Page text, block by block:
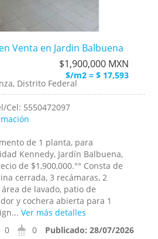
Venta en Jardin Balbuena
$1,900,000 MXN
$/m2 = $ 17,593
Distrito Federal
Cel: 5550472097
de 1 planta, para
Kennedy, Jardín Balbuena,
de $1,900,000.°° Consta de
cerrada, 3 recámaras, 2
de lavado, patio de
y cochera abierta para 1
Ver más detalles
0 0 Publicado: 28/07/2026